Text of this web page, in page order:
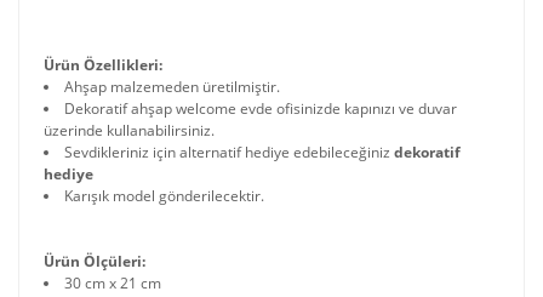
Ürün Özellikleri:
Ahşap malzemeden üretilmiştir.
Dekoratif ahşap welcome evde ofisinizde kapınızı ve duvar
üzerinde kullanabilirsiniz.
Sevdikleriniz için alternatif hediye edebileceğiniz dekoratif
hediye
Karışık model gönderilecektir.
Ürün Ölçüleri:
30 cm x 21 cm